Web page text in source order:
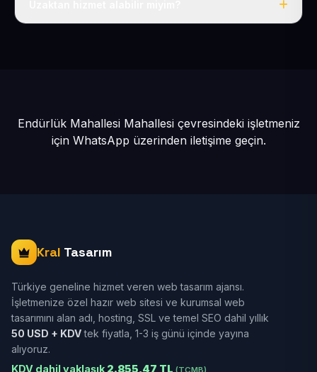
Endürlük Mahallesi Mahallesi çevresindeki işletmeniz
için WhatsApp üzerinden iletişime geçin.
Kral Tasarım
Türkiye geneline hizmet veren web tasarım ajansı.
İşletmenize özel hazır web sitesi ve kurumsal web
tasarımını alan adı, hosting, SSL ve temel SEO dahil yıllık
50 USD + KDVtek fiyatla, 1-3 iş günü içinde yayına
alıyoruz.
KDV dahil yaklaşık 2.855,47 TL